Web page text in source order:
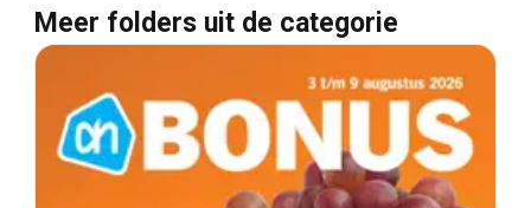
Meer folders uit de categorie